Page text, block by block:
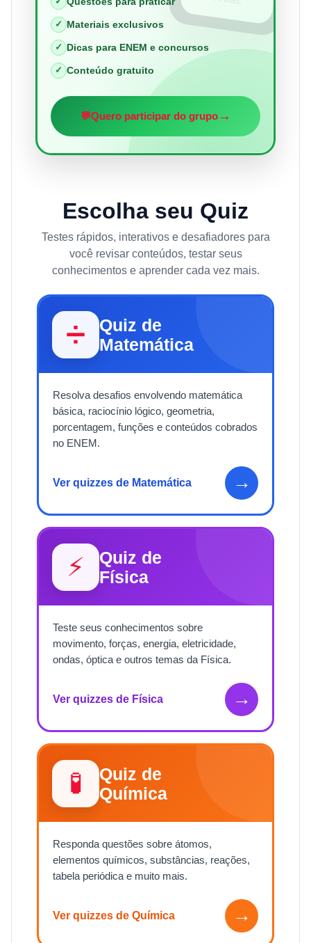
✓ Materiais exclusivos
✓ Dicas para ENEM e concursos
✓ Conteúdo gratuito
💬Quero participar do grupo→
Escolha seu Quiz
Testes rápidos, interativos e desafiadores para
você revisar conteúdos, testar seus
conhecimentos e aprender cada vez mais.
➗
Quiz de
Matemática
Resolva desafios envolvendo matemática
básica, raciocínio lógico, geometria,
porcentagem, funções e conteúdos cobrados
no ENEM.
Ver quizzes de Matemática →
⚡
Quiz de
Física
Teste seus conhecimentos sobre
movimento, forças, energia, eletricidade,
ondas, óptica e outros temas da Física.
Ver quizzes de Física →
🧪
Quiz de
Química
Responda questões sobre átomos,
elementos químicos, substâncias, reações,
tabela periódica e muito mais.
Ver quizzes de Química →